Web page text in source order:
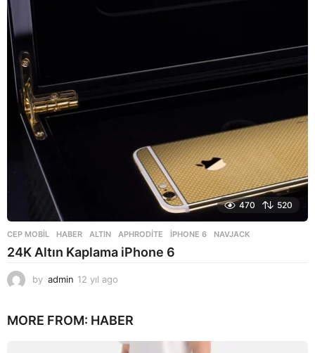
470 520
CEP MOBIL ,HABER ALTIN ,APHRODITE ,IPHONE 6 ,NAVJACK
24K Altın Kaplama iPhone 6
by admin 12 yıl ago
ı
a
MORE FROM: HABER